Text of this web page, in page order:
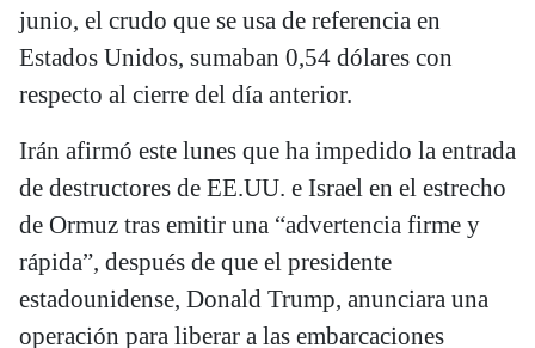
junio, el crudo que se usa de referencia en
Estados Unidos, sumaban 0,54 dólares con
respecto al cierre del día anterior.
Irán afirmó este lunes que ha impedido la entrada
de destructores de EE.UU. e Israel en el estrecho
de Ormuz tras emitir una “advertencia firme y
rápida”, después de que el presidente
estadounidense, Donald Trump, anunciara una
operación para liberar a las embarcaciones